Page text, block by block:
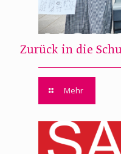
Zurück in die
Mehr